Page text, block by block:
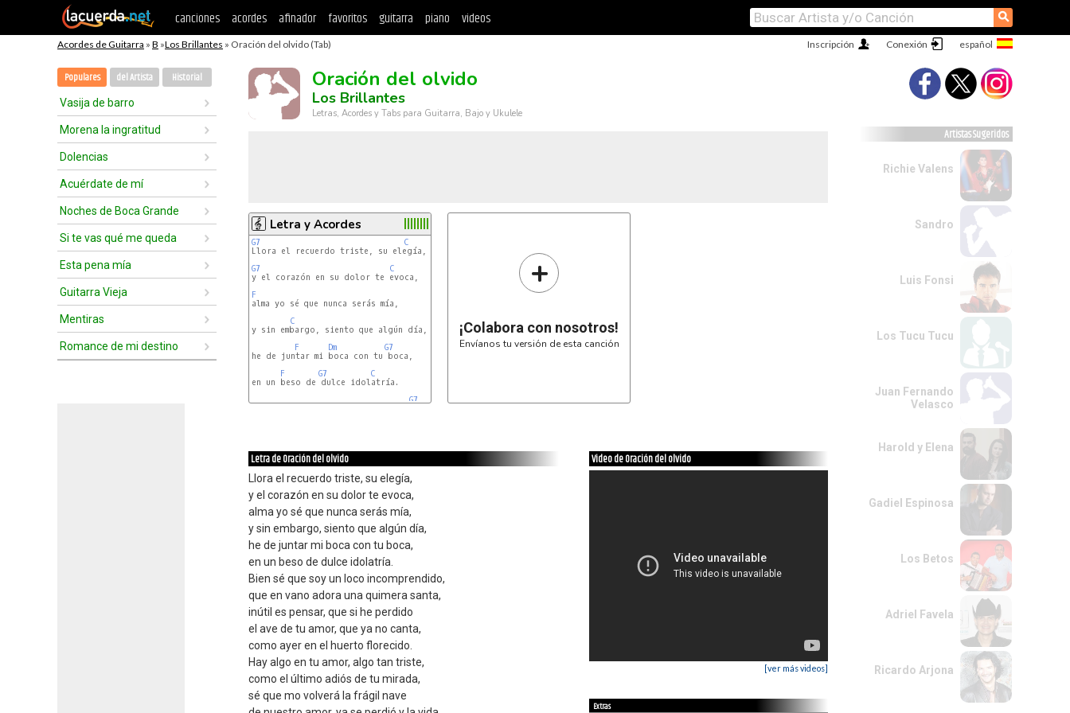
canciones acordes afinador favoritos guitarra piano videos ⚲
Acordes de Guitarra » B »Los Brillantes » Oración del olvido (Tab) Conexión
Inscripción
Populares del Artista Historial
Vasija de barro
Morena la ingratitud
Dolencias
Acuérdate de mí
Noches de Boca Grande
Si te vas qué me queda
Esta pena mía
Guitarra Vieja
Mentiras
Romance de mi destino
Oración del olvido
Los Brillantes
Letras, Acordes y Tabs para Guitarra, Bajo y Ukulele
Letra y Acordes
G7
C
Llora el recuerdo triste, su elegía,
G7
C
y el corazón en su dolor te evoca,
F
C
y sin embargo, siento que algún día,
F
Dm
G7
he de juntar mi boca con tu boca,
F
G7
C
en un beso de dulce idolatría.
G7
+
¡Colabora con nosotros!
Envíanos tu versión de esta canción
Letra de Oración del olvido
Llora el recuerdo triste, su elegía,
y el corazón en su dolor te evoca,
alma yo sé que nunca serás mía,
y sin embargo, siento que algún día,
he de juntar mi boca con tu boca,
en un beso de dulce idolatría.
Bien sé que soy un loco incomprendido,
que en vano adora una quimera santa,
inútil es pensar, que si he perdido
el ave de tu amor, que ya no canta,
como ayer en el huerto florecido.
Hay algo en tu amor, algo tan triste,
como el último adiós de tu mirada,
sé que mo volverá la frágil nave
Video de Oración del olvido
[ver más videos]
Extras
Artistas Sugeridos
Richie Valens
Sandro
Luis Fonsi
Los Tucu Tucu
Juan Fernando
Velasco
Harold y Elena
Gadiel Espinosa
Los Betos
Adriel Favela
Ricardo Arjona